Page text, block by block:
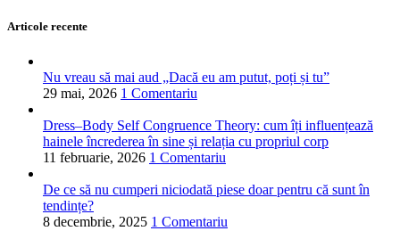
Articole recente
Nu vreau să mai aud „Dacă eu am putut, poți și tu”
29 mai, 2026 1 Comentariu
Dress–Body Self Congruence Theory: cum îți influențează
hainele încrederea în sine și relația cu propriul corp
11 februarie, 2026 1 Comentariu
De ce să nu cumperi niciodată piese doar pentru că sunt în
tendințe?
8 decembrie, 2025 1 Comentariu